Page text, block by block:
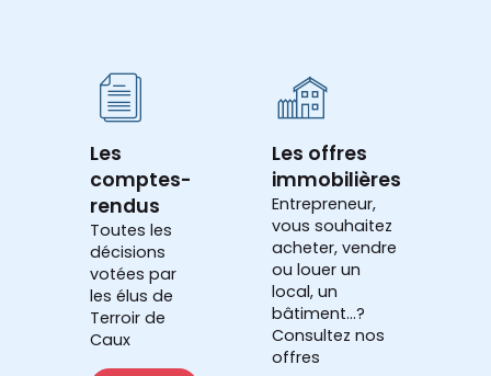
Les
comptes-
rendus
Toutes les
décisions
votées par
les élus de
Terroir de
Caux
Les offres
immobilières
Entrepreneur,
vous souhaitez
acheter, vendre
ou louer un
local, un
bâtiment...?
Consultez nos
offres